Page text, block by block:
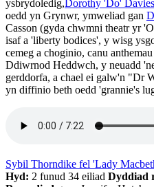
ysbrydoledig,Dorothy 'Do' Davies
oedd yn Grynwr, ymweliad gan
Casson (gyda chwmni theatr yr
isaf a 'liberty bodices', y wisg
cemeg a choginio, canu
Ddiwrnod Heddwch, y neuadd
gerddorfa, a chael ei galw'n "Dr
yn diffinio beth oedd 'grannie's
Sybil Thorndike fel 'Lady
Hyd: 2 funud 34 eiliad Dyddiad